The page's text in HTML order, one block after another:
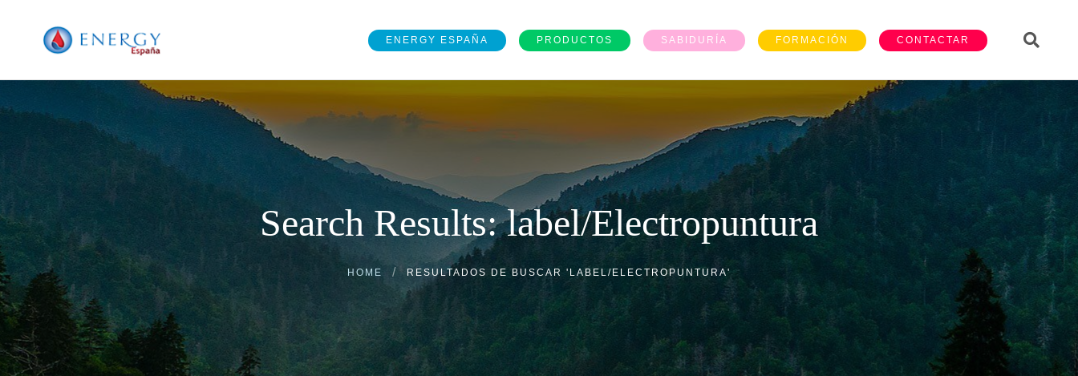
ENERGY ESPAÑA PRODUCTOS SABIDURÍA FORMACIÓN CONTACTAR
Search Results: label/Electropuntura
HOME RESULTADOS DE BUSCAR 'LABEL/ELECTROPUNTURA'